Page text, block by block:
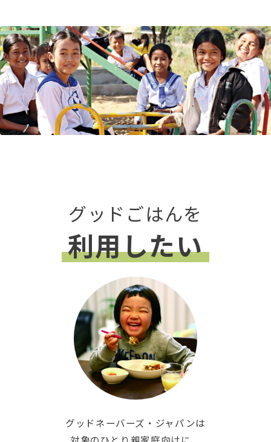
グッドごはんを
利用したい
グッドネーバーズ・ジャパンは